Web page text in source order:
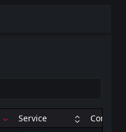
Service